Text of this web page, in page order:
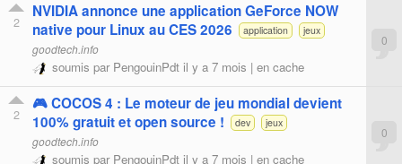
2
NVIDIA annonce une application GeForce NOW
native pour Linux au CES 2026
application jeux
goodtech.info
soumis par PengouinPdt il y a 7 mois | en cache
0
2
🎮 COCOS 4 : Le moteur de jeu mondial devient
100% gratuit et open source !
dev jeux
goodtech.info
soumis par PengouinPdt il y a 7 mois | en cache
0